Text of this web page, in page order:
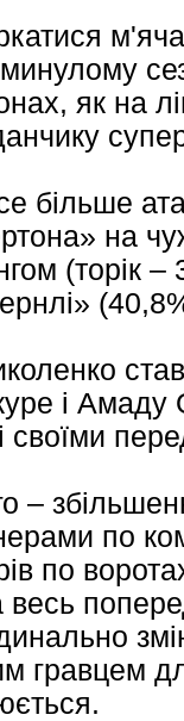
як на
більше
на
(торік –
і Амаду
своїми
–
по
по
весь
гравцем